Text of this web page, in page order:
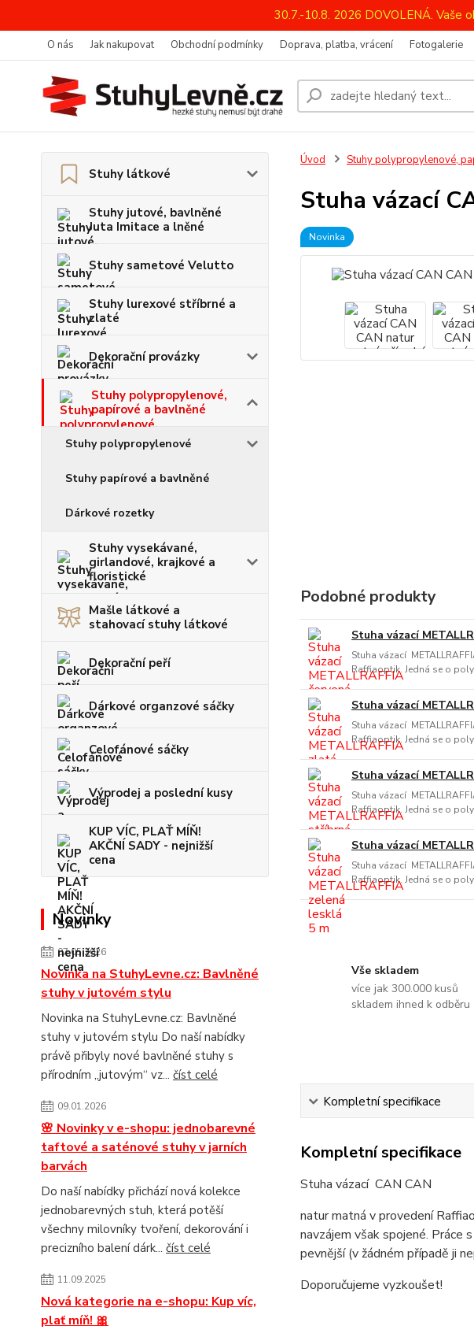
30.7.-10.8. 2026 DOVOLENÁ. Vaše
O nás Jak nakupovat Obchodní podmínky Doprava, platba, vrácení Fotogalerie
Stuhy látkové
Stuhy jutové, bavlněné
Juta Imitace a lněné
Stuhy sametové Velutto
Stuhy lurexové stříbrné a
zlaté
Dekorační provázky
Stuhy polypropylenové,
papírové a bavlněné
Stuhy polypropylenové
Stuhy papírové a bavlněné
Dárkové rozetky
Stuhy vysekávané,
girlandové, krajkové a
floristické
Mašle látkové a
stahovací stuhy látkové
Dekorační peří
Dárkové organzové sáčky
Celofánové sáčky
Výprodej a poslední kusy
KUP VÍC, PLAŤ MÍŇ!
AKČNÍ SADY - nejnižší
cena
Novinky
07.05.2026
Novinka na StuhyLevne.cz: Bavlněné
stuhy v jutovém stylu
Novinka na StuhyLevne.cz: Bavlněné
stuhy v jutovém stylu Do naší nabídky
právě přibyly nové bavlněné stuhy s
přírodním „jutovým“ vz... číst celé
09.01.2026
🌸 Novinky v e-shopu: jednobarevné
taftové a saténové stuhy v jarních
barvách
Do naší nabídky přichází nová kolekce
jednobarevných stuh, která potěší
všechny milovníky tvoření, dekorování i
precizního balení dárk... číst celé
11.09.2025
Nová kategorie na e-shopu: Kup víc,
plať míň! 🎀
Úvod Stuhy polypropylenové,
Stuha vázací
Novinka
Podobné produkty
Stuha vázací
Stuha vázací
Raffiaoptik. Jedná se o
Stuha vázací
Stuha vázací
Raffiaoptik. Jedná se o
Stuha vázací
Stuha vázací
Raffiaoptik. Jedná se o
Stuha vázací
Stuha vázací
Raffiaoptik. Jedná se o
Vše skladem
více jak 300.000 kusů
skladem ihned k odběru
Kompletní specifikace
Kompletní specifikace
Stuha vázací CAN CAN
natur matná v provedení
navzájem však spojené. Práce
pevnější (v žádném případě ji
Doporučujeme vyzkoušet!